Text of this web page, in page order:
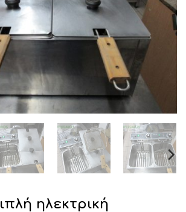
ηλεκτρική